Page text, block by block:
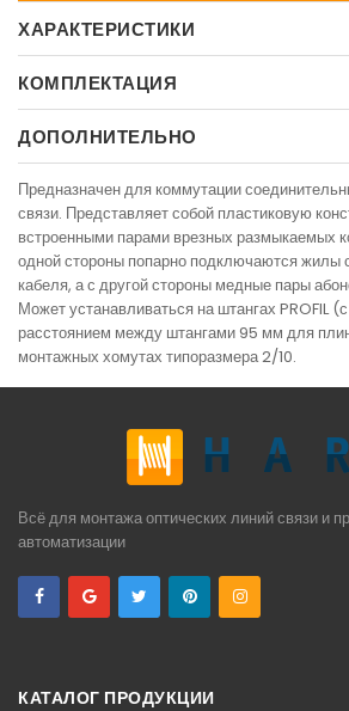
ХАРАКТЕРИСТИКИ
КОМПЛЕКТАЦИЯ
ДОПОЛНИТЕЛЬНО
Предназначен для коммутации
связи. Представляет собой пластиковую
встроенными парами врезных размыкаемых
одной стороны попарно подключаются жилы
кабеля, а с другой стороны медные пары
Может устанавливаться на штангах PROFIL
расстоянием между штангами 95 мм для
монтажных хомутах типоразмера 2/10.
Всё для монтажа оптических линий связи и
автоматизации
КАТАЛОГ ПРОДУКЦИИ